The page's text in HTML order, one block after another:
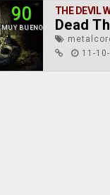
90
MUY BUENO
THE DEVIL
Dead
11-